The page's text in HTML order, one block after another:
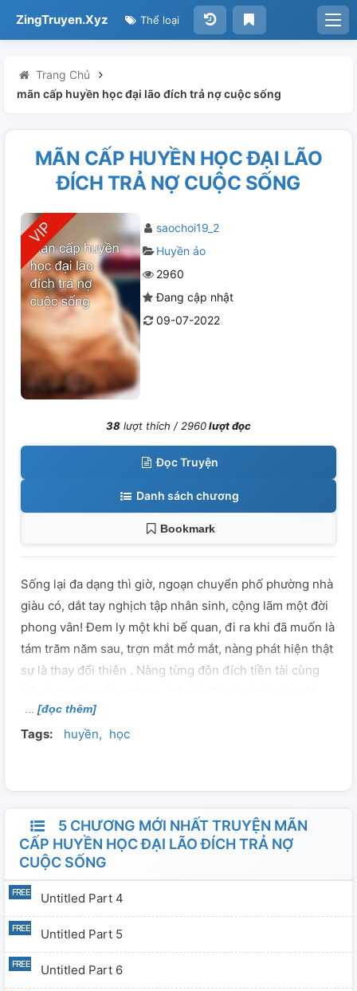
ZingTruyen.Xyz Thể loại
Trang Chủ
mãn cấp huyền học đại lão đích trả nợ cuộc sống
MÃN CẤP HUYỀN HỌC ĐẠI LÃO
ĐÍCH TRẢ NỢ CUỘC SỐNG
saochoi19_2
Huyền ảo
2960
Đang cập nhật
09-07-2022
38 lượt thích /2960lượt đọc
Đọc Truyện
Danh sách chương
Bookmark
Sống lại đa dạng thì giờ, ngoạn chuyển phố phường nhà
giàu có, dắt tay nghịch tập nhân sinh, cộng lãm một đời
phong vân! Đem ly một khi bế quan, đi ra khi đã muốn là
tám trăm năm sau, trợn mắt mở mắt, nàng phát hiện thật
sự là thay đổi thiên . Nàng từng độn đích tiền tài cùng
bút cự trái. Còn có một cái ngốc hồ hồ đích đồ đệ. Đem
ly chỉ có thể rưng rưng 撸 tay áo trọng thao cũ nghiệp.
liền không dứt. Nổi danh ảnh đế, lưu lượng hoa nhỏ,
công ty tổng tài, các giới đại già: "Đại lão cứu mạng!"
Nhưng mà, ai đều không có phát hiện, bọn họ trong
miệng đích đại lão, trầm mê trực tiếp. Chính là, ở đại lão
đích trực tiếp gian lý, hàng năm có một bá bảng đích kim
chủ ba ba. Tất cả mọi người ở đoán, vị này tiêu tiền như
nước đích kim chủ ba ba rốt cuộc là ai đích thời điểm.
[đọc thêm]
Tags: huyền học
5 CHƯƠNG MỚI NHẤT TRUYỆN MÃN
CẤP HUYỀN HỌC ĐẠI LÃO ĐÍCH TRẢ NỢ
CUỘC SỐNG
Untitled Part 4
Untitled Part 5
Untitled Part 6